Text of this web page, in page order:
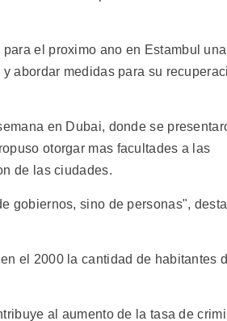
el proximo ano en Estambul
abordar medidas para su
en Dubai, donde se
otorgar mas facultades a las
de las ciudades.
gobiernos, sino de personas",
el 2000 la cantidad de habitantes
al aumento de la tasa de